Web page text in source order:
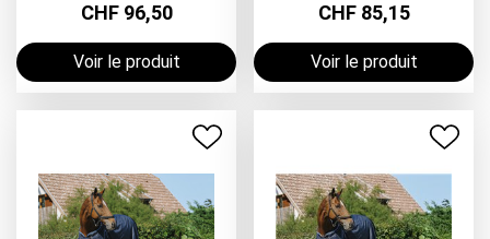
CHF 96,50
Voir le produit
CHF 85,15
Voir le produit